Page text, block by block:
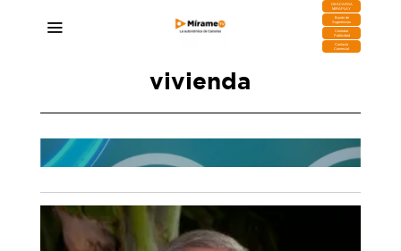
DESCARGA
MIRAPLAY
Buzón de
Sugerencias
Contratar
Publicidad
Contacto
Comercial
vivienda